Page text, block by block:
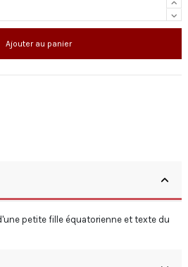
Ajouter au panier
petite fille équatorienne et texte du